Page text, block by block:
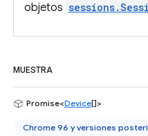
objetos
MUESTRA
Promise<Device[]>
Chrome 96 y versiones